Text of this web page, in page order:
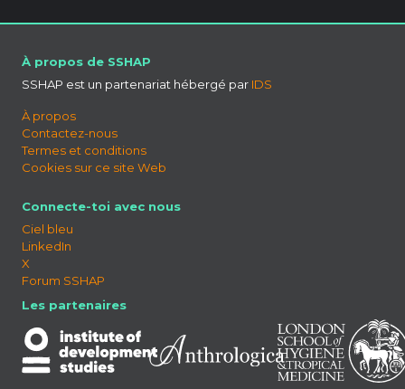
À propos de SSHAP
SSHAP est un partenariat hébergé par IDS
À propos
Contactez-nous
Termes et conditions
Cookies sur ce site Web
Connecte-toi avec nous
Ciel bleu
LinkedIn
X
Forum SSHAP
Les partenaires